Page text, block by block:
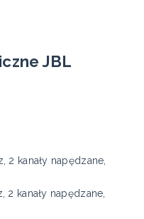
JBL
kanały napędzane,
kanały napędzane,